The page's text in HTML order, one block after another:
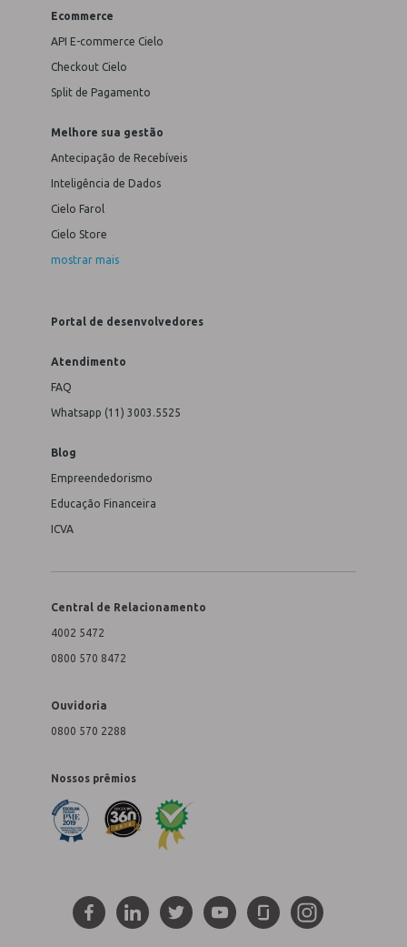
Ecommerce
API E-commerce Cielo
Checkout Cielo
Split de Pagamento
Melhore sua gestão
Antecipação de Recebíveis
Inteligência de Dados
Cielo Farol
Cielo Store
mostrar mais
Portal de desenvolvedores
Atendimento
FAQ
Whatsapp (11) 3003.5525
Blog
Empreendedorismo
Educação Financeira
ICVA
Central de Relacionamento
4002 5472
0800 570 8472
Ouvidoria
0800 570 2288
Nossos prêmios